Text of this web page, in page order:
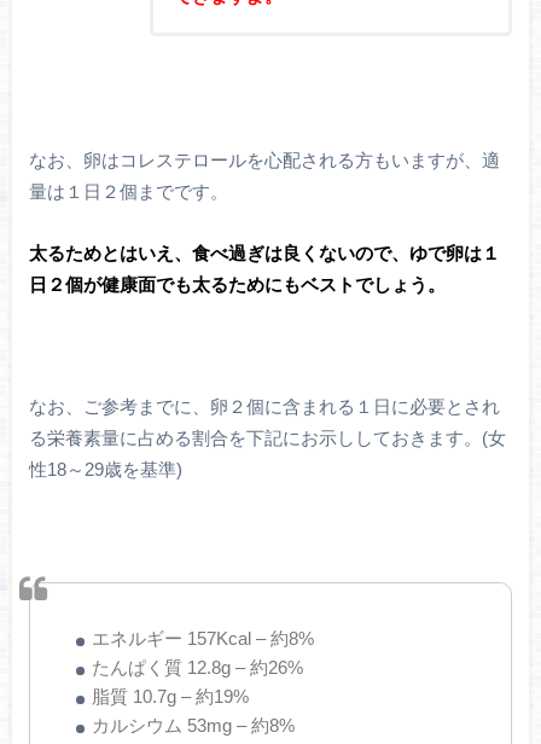
なお、卵はコレステロールを心配される方もいますが、適
量は１日２個までです。
太るためとはいえ、食べ過ぎは良くないので、ゆで卵は１
日２個が健康面でも太るためにもベストでしょう。
なお、ご参考までに、卵２個に含まれる１日に必要とされ
る栄養素量に占める割合を下記にお示ししておきます。(女
性18～29歳を基準)
エネルギー 157Kcal – 約8%
たんぱく質 12.8g – 約26%
脂質 10.7g – 約19%
カルシウム 53mg – 約8%